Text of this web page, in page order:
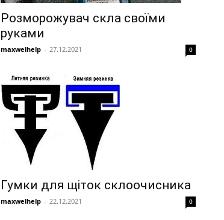
Розморожувач скла своїми
руками
maxwelhelp - 27.12.2021 0
Гумки для щіток склоочисника
maxwelhelp - 22.12.2021 0